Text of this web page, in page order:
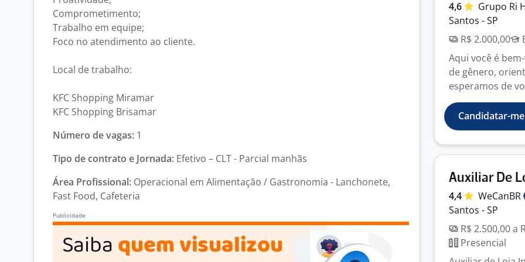
Comprometimento;
Trabalho em equipe;
Foco no atendimento ao cliente.
Local de trabalho:
KFC Shopping Miramar
KFC Shopping Brisamar
Número de vagas: 1
Tipo de contrato e Jornada: Efetivo – CLT - Parcial manhãs
Área Profissional: Operacional em Alimentação / Gastronomia - Lanchonete,
Fast Food, Cafeteria
4,6 Grupo Ri
Santos - SP
R$ 2.000,00
Aqui você é
de gênero,
esperamos de
Candidatar-me
Auxiliar De
4,4
WeCanBR
Santos - SP
R$ 2.500,00 a
Presencial